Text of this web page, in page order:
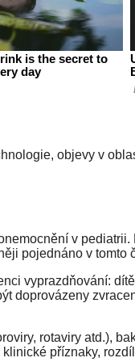
objevy v
v
pojednáno v tomto
vyprazdňování:
doprovázeny
rotaviry atd.),
příznaky,